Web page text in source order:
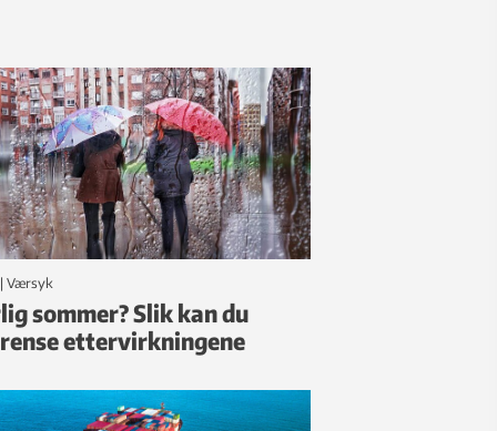
| Værsyk
sommer? Slik kan du
ettervirkningene